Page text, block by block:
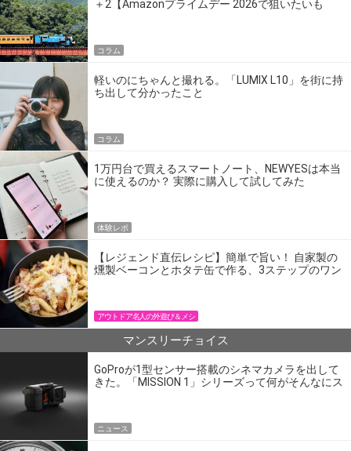
＋2【Amazonプライムデー 2026で狙いたいも
コラム
軽いのにちゃんと撮れる。「LUMIX L10」を街に持
ち出して分かったこと
コラム
1万円台で買えるスマートノート、NEWYESは本当
に使えるのか？ 実際に購入して試してみた
体験レポ
【レジェンド直伝レシピ】簡単で旨い！ 自家製の
燻製ベーコンとホタテ缶で作る、3ステップのワン
アウトドア名人の外遊び＆メシ
マンスリーチョイス
GoProが1型センサー搭載のシネマカメラを出して
きた。「MISSION 1」シリーズって何がそんなにス
ニュース